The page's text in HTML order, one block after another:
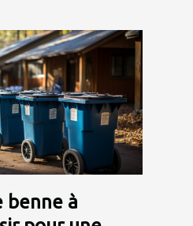
benne à